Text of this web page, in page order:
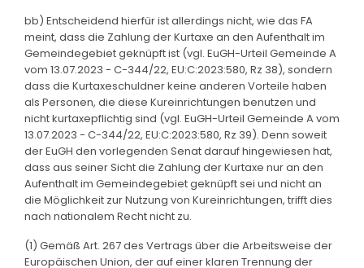
bb) Entscheidend hierfür ist allerdings nicht, wie das FA
meint, dass die Zahlung der Kurtaxe an den Aufenthalt im
Gemeindegebiet geknüpft ist (vgl. EuGH-Urteil Gemeinde A
vom 13.07.2023 - C-344/22, EU:C:2023:580, Rz 38), sondern
dass die Kurtaxeschuldner keine anderen Vorteile haben
als Personen, die diese Kureinrichtungen benutzen und
nicht kurtaxepflichtig sind (vgl. EuGH-Urteil Gemeinde A vom
13.07.2023 - C-344/22, EU:C:2023:580, Rz 39). Denn soweit
der EuGH den vorlegenden Senat darauf hingewiesen hat,
dass aus seiner Sicht die Zahlung der Kurtaxe nur an den
Aufenthalt im Gemeindegebiet geknüpft sei und nicht an
die Möglichkeit zur Nutzung von Kureinrichtungen, trifft dies
nach nationalem Recht nicht zu.
(1) Gemäß Art. 267 des Vertrags über die Arbeitsweise der
Europäischen Union, der auf einer klaren Trennung der